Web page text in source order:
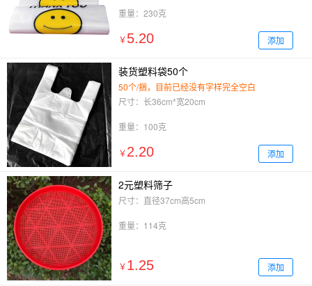
重量：230克
￥ 5.20 添加
装货塑料袋50个
50个/捆，目前已经没有字样完全空白
尺寸：长36cm*宽20cm
重量：100克
￥ 2.20 添加
2元塑料筛子
尺寸：直径37cm高5cm
重量：114克
￥ 1.25 添加